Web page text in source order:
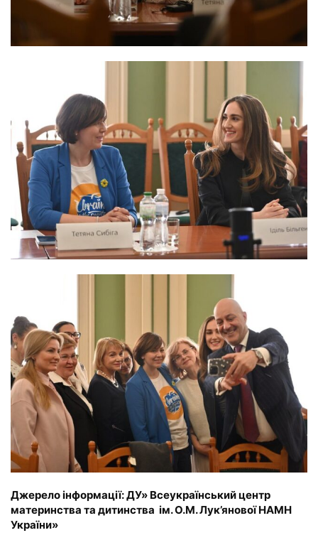
Джерело інформації: ДУ» Всеукраїнський центр
материнства та дитинства ім. О.М. Лук’янової НАМН
України»